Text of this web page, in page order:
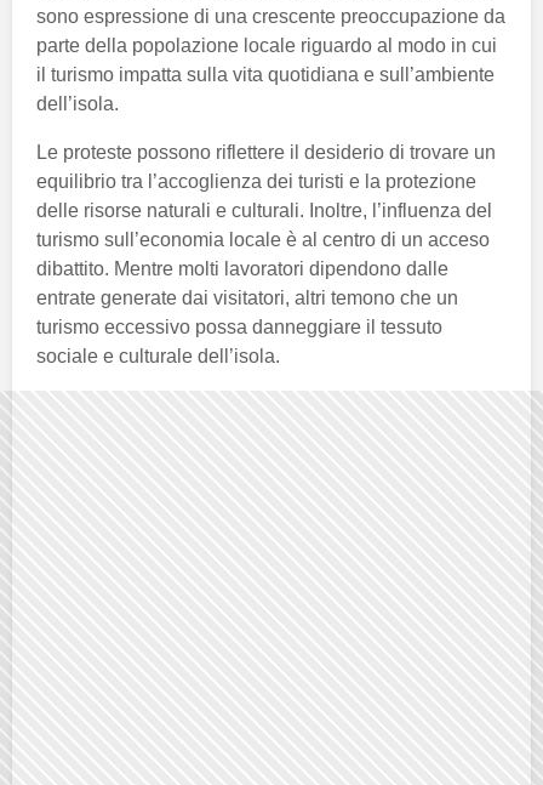
sono espressione di una crescente preoccupazione da
parte della popolazione locale riguardo al modo in cui
il turismo impatta sulla vita quotidiana e sull’ambiente
dell’isola.
Le proteste possono riflettere il desiderio di trovare un
equilibrio tra l’accoglienza dei turisti e la protezione
delle risorse naturali e culturali. Inoltre, l’influenza del
turismo sull’economia locale è al centro di un acceso
dibattito. Mentre molti lavoratori dipendono dalle
entrate generate dai visitatori, altri temono che un
turismo eccessivo possa danneggiare il tessuto
sociale e culturale dell’isola.